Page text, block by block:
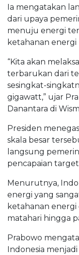
Ia mengatakan
dari upaya
menuju energi
ketahanan energi
“Kita akan
terbarukan dari
sesingkat-
gigawatt,” ujar
Danantara di
Presiden
skala besar
langsung
pencapaian
Menurutnya,
energi yang
ketahanan energi
matahari hingga
Prabowo
Indonesia